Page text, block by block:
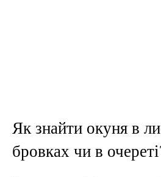
Як знайти окуня в
бровках чи в